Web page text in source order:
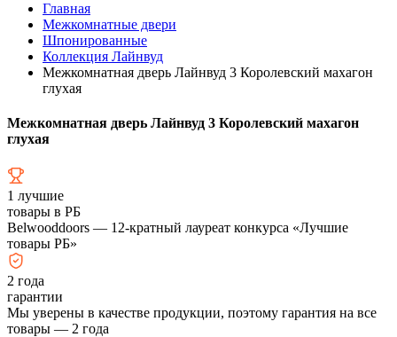
Главная
Межкомнатные двери
Шпонированные
Коллекция Лайнвуд
Межкомнатная дверь Лайнвуд 3 Королевский махагон
глухая
Межкомнатная дверь Лайнвуд 3 Королевский махагон
глухая
1 лучшие
товары в РБ
Belwooddoors — 12-кратный лауреат конкурса «Лучшие
товары РБ»
2 года
гарантии
Мы уверены в качестве продукции, поэтому гарантия на все
товары — 2 года